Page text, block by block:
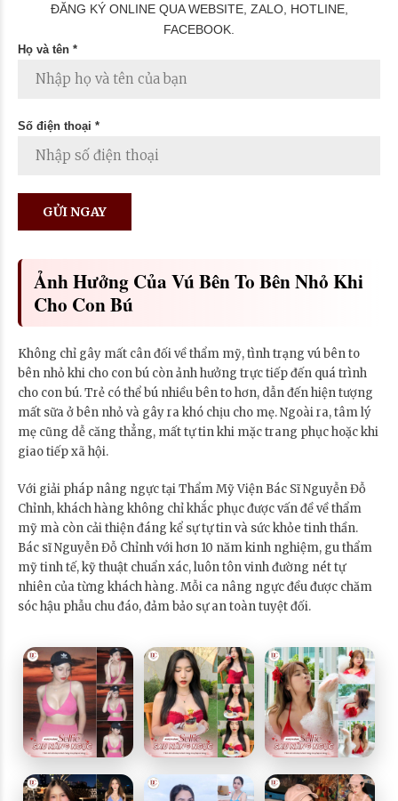
ĐĂNG KÝ ONLINE QUA WEBSITE, ZALO, HOTLINE,
FACEBOOK.
Họ và tên *
Số điện thoại *
Ảnh Hưởng Của Vú Bên To Bên Nhỏ Khi
Cho Con Bú
Không chỉ gây mất cân đối về thẩm mỹ, tình trạng vú bên to
bên nhỏ khi cho con bú còn ảnh hưởng trực tiếp đến quá trình
cho con bú. Trẻ có thể bú nhiều bên to hơn, dẫn đến hiện tượng
mất sữa ở bên nhỏ và gây ra khó chịu cho mẹ. Ngoài ra, tâm lý
mẹ cũng dễ căng thẳng, mất tự tin khi mặc trang phục hoặc khi
giao tiếp xã hội.
Với giải pháp nâng ngực tại Thẩm Mỹ Viện Bác Sĩ Nguyễn Đỗ
Chỉnh, khách hàng không chỉ khắc phục được vấn đề về thẩm
mỹ mà còn cải thiện đáng kể sự tự tin và sức khỏe tinh thần.
Bác sĩ Nguyễn Đỗ Chỉnh với hơn 10 năm kinh nghiệm, gu thẩm
mỹ tinh tế, kỹ thuật chuẩn xác, luôn tôn vinh đường nét tự
nhiên của từng khách hàng. Mỗi ca nâng ngực đều được chăm
sóc hậu phẫu chu đáo, đảm bảo sự an toàn tuyệt đối.